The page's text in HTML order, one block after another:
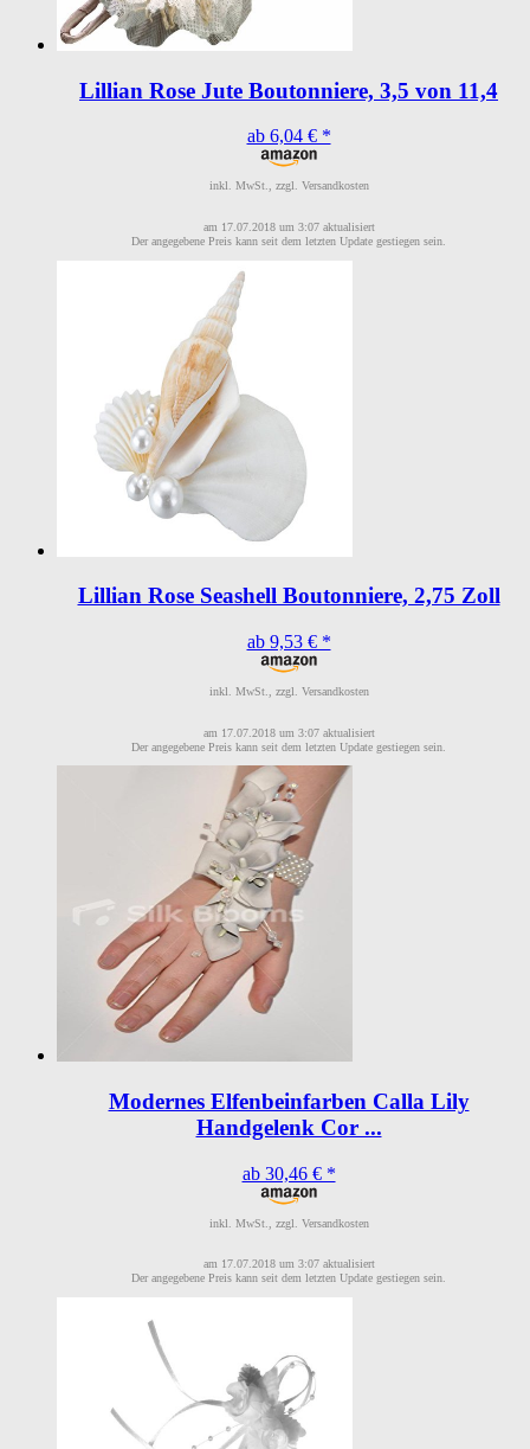
Lillian Rose Jute Boutonniere, 3,5 von 11,4
ab 6,04 € *
inkl. MwSt., zzgl. Versandkosten
am 17.07.2018 um 3:07 aktualisiert
Der angegebene Preis kann seit dem letzten Update gestiegen sein.
Lillian Rose Seashell Boutonniere, 2,75 Zoll
ab 9,53 € *
inkl. MwSt., zzgl. Versandkosten
am 17.07.2018 um 3:07 aktualisiert
Der angegebene Preis kann seit dem letzten Update gestiegen sein.
Modernes Elfenbeinfarben Calla Lily
Handgelenk Cor ...
ab 30,46 € *
inkl. MwSt., zzgl. Versandkosten
am 17.07.2018 um 3:07 aktualisiert
Der angegebene Preis kann seit dem letzten Update gestiegen sein.